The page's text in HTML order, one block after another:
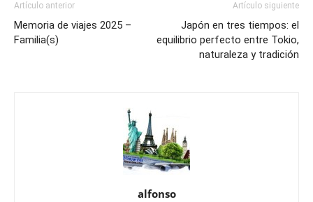
Artículo anterior
Memoria de viajes 2025 –
Familia(s)
Artículo siguiente
Japón en tres tiempos: el
equilibrio perfecto entre Tokio,
naturaleza y tradición
alfonso